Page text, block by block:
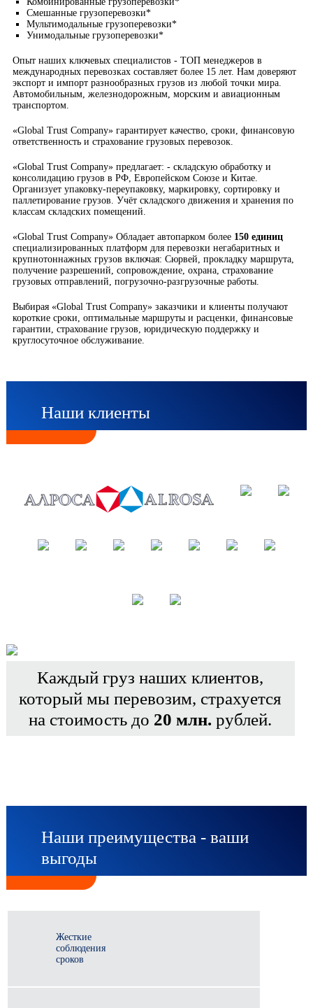
Смешанные грузоперевозки*
Мультимодальные грузоперевозки*
Унимодальные грузоперевозки*
Опыт наших ключевых специалистов - ТОП менеджеров в
международных перевозках составляет более 15 лет. Нам доверяют
экспорт и импорт разнообразных грузов из любой точки мира.
Автомобильным, железнодорожным, морским и авиационным
транспортом.
«Global Trust Company» гарантирует качество, сроки, финансовую
ответственность и страхование грузовых перевозок.
«Global Trust Company» предлагает: - складскую обработку и
консолидацию грузов в РФ, Европейском Союзе и Китае.
Организует упаковку-переупаковку, маркировку, сортировку и
паллетирование грузов. Учёт складского движения и хранения по
классам складских помещений.
«Global Trust Company» Обладает автопарком более 150 единиц
специализированных платформ для перевозки негабаритных и
крупнотоннажных грузов включая: Сюрвей, прокладку маршрута,
получение разрешений, сопровождение, охрана, страхование
грузовых отправлений, погрузочно-разгрузочные работы.
Выбирая «Global Trust Company» заказчики и клиенты получают
короткие сроки, оптимальные маршруты и расценки, финансовые
гарантии, страхование грузов, юридическую поддержку и
круглосуточное обслуживание.
Наши клиенты
Каждый груз наших клиентов,
который мы перевозим, страхуется
на стоимость до 20 млн. рублей.
Наши преимущества - ваши
выгоды
Жесткие
соблюдения
сроков